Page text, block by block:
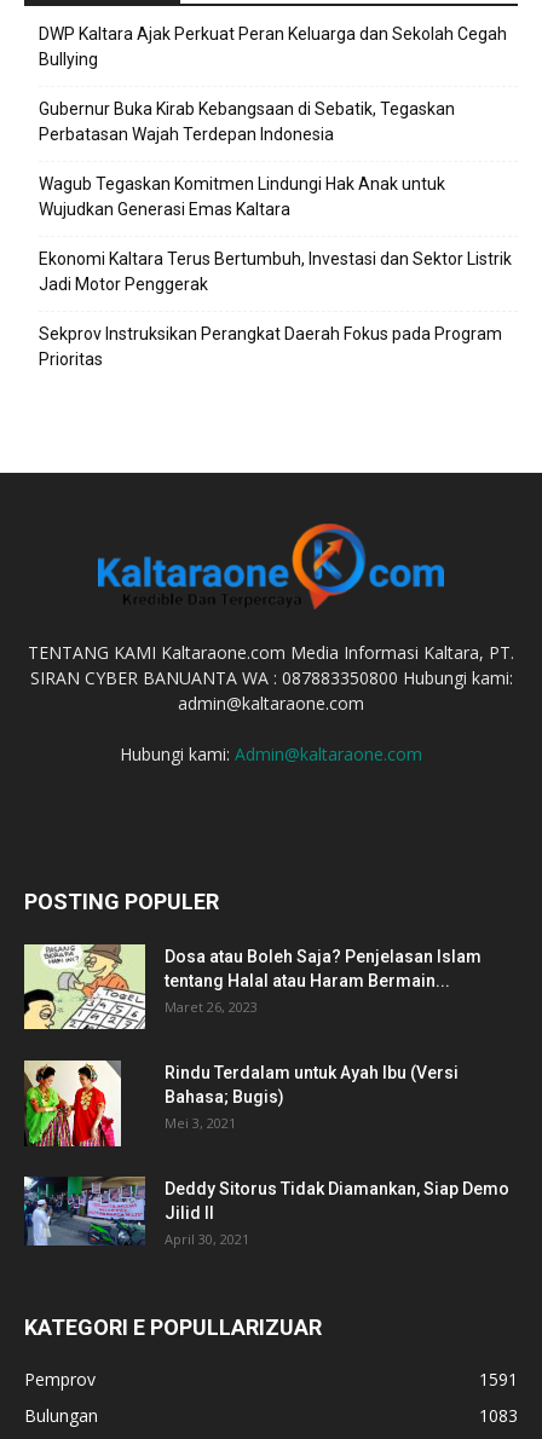
DWP Kaltara Ajak Perkuat Peran Keluarga dan Sekolah Cegah
Bullying
Gubernur Buka Kirab Kebangsaan di Sebatik, Tegaskan
Perbatasan Wajah Terdepan Indonesia
Wagub Tegaskan Komitmen Lindungi Hak Anak untuk
Wujudkan Generasi Emas Kaltara
Ekonomi Kaltara Terus Bertumbuh, Investasi dan Sektor Listrik
Jadi Motor Penggerak
Sekprov Instruksikan Perangkat Daerah Fokus pada Program
Prioritas
TENTANG KAMI Kaltaraone.com Media Informasi Kaltara, PT.
SIRAN CYBER BANUANTA WA : 087883350800 Hubungi kami:
admin@kaltaraone.com
Hubungi kami: Admin@kaltaraone.com
POSTING POPULER
Dosa atau Boleh Saja? Penjelasan Islam
tentang Halal atau Haram Bermain...
Maret 26, 2023
Rindu Terdalam untuk Ayah Ibu (Versi
Bahasa; Bugis)
Mei 3, 2021
Deddy Sitorus Tidak Diamankan, Siap Demo
Jilid II
April 30, 2021
KATEGORI E POPULLARIZUAR
Pemprov
1591
Bulungan
1083